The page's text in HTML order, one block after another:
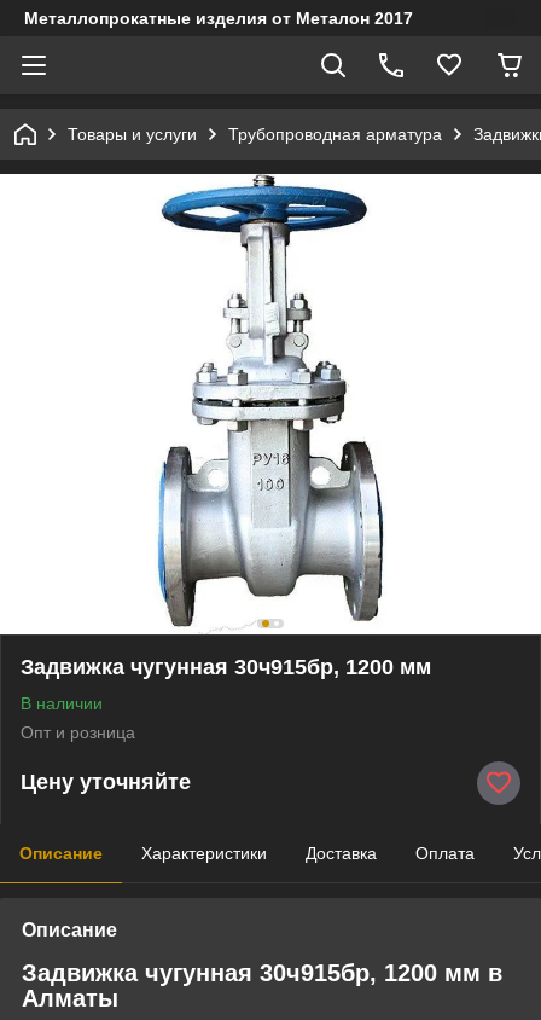
Металлопрокатные изделия от Металон 2017
Товары и услуги Трубопроводная арматура
Задвижка чугунная 30ч915бр, 1200 мм
В наличии
Опт и розница
Цену уточняйте
Описание Характеристики Доставка Оплата
Описание
Задвижка чугунная 30ч915бр, 1200 мм в
Алматы